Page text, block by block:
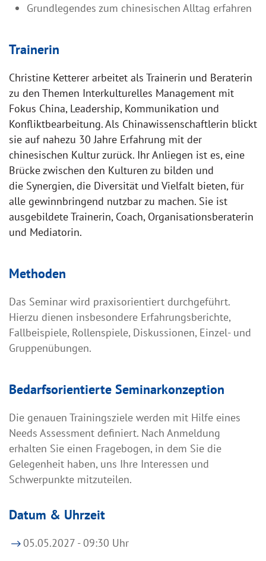
Grundlegendes zum chinesischen Alltag erfahren
Trainerin
Christine Ketterer arbeitet als Trainerin und Beraterin
zu den Themen Interkulturelles Management mit
Fokus China, Leadership, Kommunikation und
Konfliktbearbeitung. Als Chinawissenschaftlerin blickt
sie auf nahezu 30 Jahre Erfahrung mit der
chinesischen Kultur zurück. Ihr Anliegen ist es, eine
Brücke zwischen den Kulturen zu bilden und
die Synergien, die Diversität und Vielfalt bieten, für
alle gewinnbringend nutzbar zu machen. Sie ist
ausgebildete Trainerin, Coach, Organisationsberaterin
und Mediatorin.
Methoden
Das Seminar wird praxisorientiert durchgeführt.
Hierzu dienen insbesondere Erfahrungsberichte,
Fallbeispiele, Rollenspiele, Diskussionen, Einzel- und
Gruppenübungen.
Bedarfsorientierte Seminarkonzeption
Die genauen Trainingsziele werden mit Hilfe eines
Needs Assessment definiert. Nach Anmeldung
erhalten Sie einen Fragebogen, in dem Sie die
Gelegenheit haben, uns Ihre Interessen und
Schwerpunkte mitzuteilen.
Datum & Uhrzeit
05.05.2027 - 09:30 Uhr